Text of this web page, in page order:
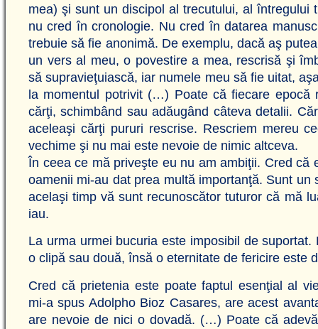
mea) şi sunt un discipol al trecutului, al întregului
nu cred în cronologie. Nu cred în datarea
trebuie să fie anonimă. De exemplu, dacă aş
un vers al meu, o povestire a mea, rescrisă şi
să supravieţuiască, iar numele meu să fie uitat,
la momentul potrivit (…) Poate că fiecare epocă
cărţi, schimbând sau adăugând câteva detalii.
aceleaşi cărţi pururi rescrise. Rescriem mereu
vechime şi nu mai este nevoie de nimic altceva.
În ceea ce mă priveşte eu nu am ambiţii. Cred că
oamenii mi-au dat prea multă importanţă. Sunt un
acelaşi timp vă sunt recunoscător tuturor că mă
iau.
La urma urmei bucuria este imposibil de
o clipă sau două, însă o eternitate de fericire este
Cred că prietenia este poate faptul esenţial al
mi-a spus Adolpho Bioz Casares, are acest
are nevoie de nici o dovadă. (…) Poate că